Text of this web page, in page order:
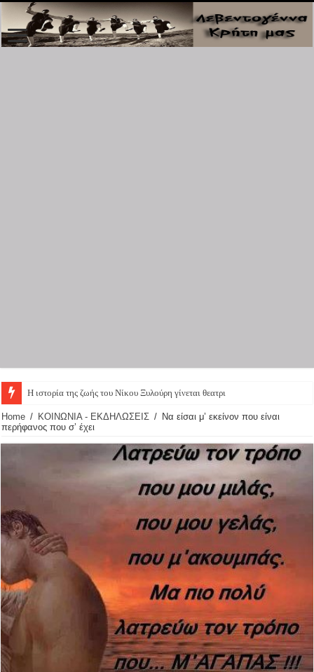
Η ιστορία της ζωής του Νίκου Ξυλούρη γίνεται θεατρική παρά
Home / ΚΟΙΝΩΝΙΑ - ΕΚΔΗΛΩΣΕΙΣ / Να είσαι μ’ εκείνον που είναι
περήφανος που σ’ έχει